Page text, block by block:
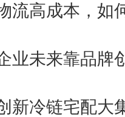
流高成本，如
业未来靠品牌
新冷链宅配大